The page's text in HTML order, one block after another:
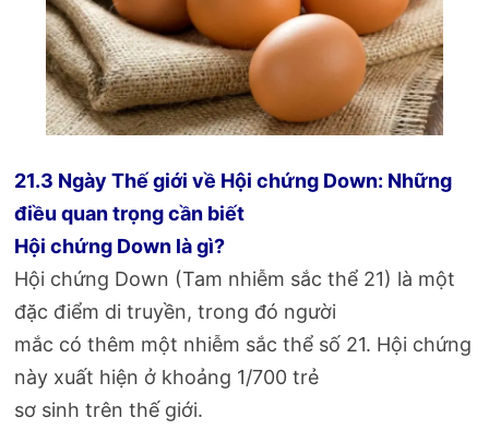
21.3 Ngày Thế giới về Hội chứng Down: Những
điều quan trọng cần biết
Hội chứng Down là gì?
Hội chứng Down (Tam nhiễm sắc thể 21) là một
đặc điểm di truyền, trong đó người
mắc có thêm một nhiễm sắc thể số 21. Hội chứng
này xuất hiện ở khoảng 1/700 trẻ
sơ sinh trên thế giới.